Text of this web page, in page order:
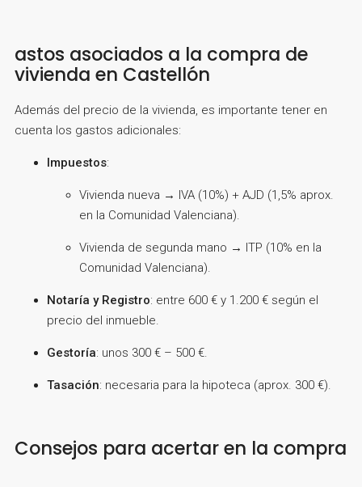
astos asociados a la compra de
vivienda en Castellón
Además del precio de la vivienda, es importante tener en
cuenta los gastos adicionales:
Impuestos:
Vivienda nueva → IVA (10%) + AJD (1,5% aprox.
en la Comunidad Valenciana).
Vivienda de segunda mano → ITP (10% en la
Comunidad Valenciana).
Notaría y Registro: entre 600 € y 1.200 € según el
precio del inmueble.
Gestoría: unos 300 € – 500 €.
Tasación: necesaria para la hipoteca (aprox. 300 €).
Consejos para acertar en la compra